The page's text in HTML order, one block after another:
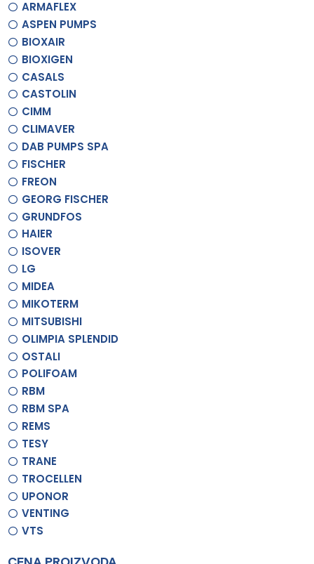
ARMAFLEX
ASPEN PUMPS
BIOXAIR
BIOXIGEN
CASALS
CASTOLIN
CIMM
CLIMAVER
DAB PUMPS SPA
FISCHER
FREON
GEORG FISCHER
GRUNDFOS
HAIER
ISOVER
LG
MIDEA
MIKOTERM
MITSUBISHI
OLIMPIA SPLENDID
OSTALI
POLIFOAM
RBM
RBM SPA
REMS
TESY
TRANE
TROCELLEN
UPONOR
VENTING
VTS